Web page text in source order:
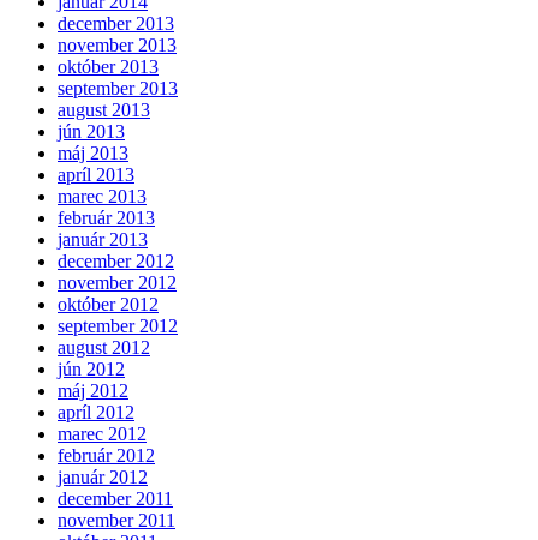
december 2013
november 2013
október 2013
september 2013
august 2013
jún 2013
máj 2013
apríl 2013
marec 2013
február 2013
január 2013
december 2012
november 2012
október 2012
september 2012
august 2012
jún 2012
máj 2012
apríl 2012
marec 2012
február 2012
január 2012
december 2011
november 2011